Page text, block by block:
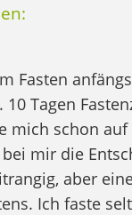
Fasten
Tagen
mich schon auf
mir die
aber
Ich faste